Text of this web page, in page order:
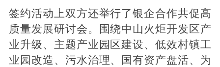
签约活动上双方还举行了银企合作共促高
质量发展研讨会。围绕中山火炬开发区产
业升级、主题产业园区建设、低效村镇工
业园改造、污水治理、国有资产盘活、为